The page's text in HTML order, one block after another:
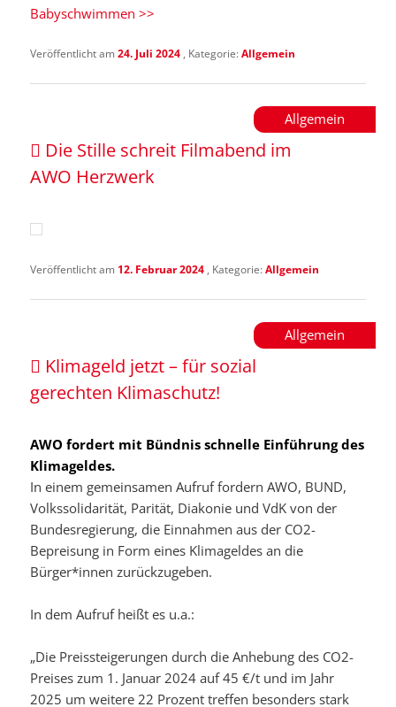
Babyschwimmen >>
Veröffentlicht am24. Juli 2024 , Kategorie:Allgemein
Allgemein
Die Stille schreit Filmabend im
AWO Herzwerk
Veröffentlicht am 12. Februar 2024 , Kategorie:Allgemein
Allgemein
Klimageld jetzt – für sozial
gerechten Klimaschutz!
AWO fordert mit Bündnis schnelle Einführung des
Klimageldes.
In einem gemeinsamen Aufruf fordern AWO, BUND,
Volkssolidarität, Parität, Diakonie und VdK von der
Bundesregierung, die Einnahmen aus der CO2-
Bepreisung in Form eines Klimageldes an die
Bürger*innen zurückzugeben.
In dem Aufruf heißt es u.a.:
„Die Preissteigerungen durch die Anhebung des CO2-
Preises zum 1. Januar 2024 auf 45 €/t und im Jahr
2025 um weitere 22 Prozent treffen besonders stark